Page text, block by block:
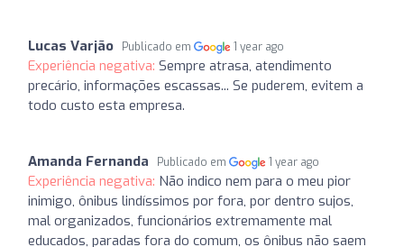
Lucas Varjão Publicado em 1 year ago
Experiência negativa: Sempre atrasa, atendimento
precário, informações escassas... Se puderem, evitem a
todo custo esta empresa.
Amanda Fernanda Publicado em 1 year ago
Experiência negativa: Não indico nem para o meu pior
inimigo, ônibus lindíssimos por fora, por dentro sujos,
mal organizados, funcionários extremamente mal
educados, paradas fora do comum, os ônibus não saem